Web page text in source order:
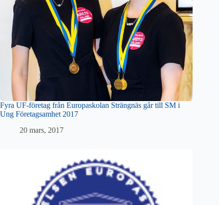
Fyra UF-företag från Europaskolan Strängnäs går till SM i
Ung Företagsamhet 2017
20 mars, 2017